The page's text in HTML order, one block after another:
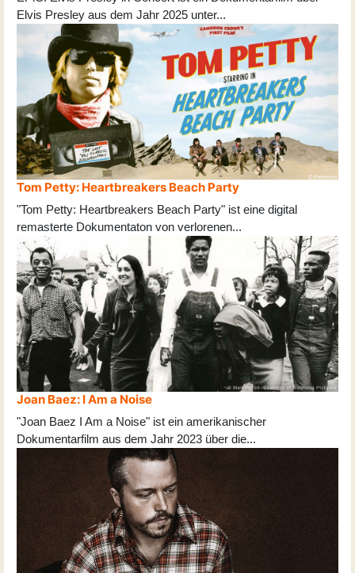
Elvis Presley aus dem Jahr 2025 unter...
Tom Petty: Heartbreakers Beach Party
"Tom Petty: Heartbreakers Beach Party" ist eine digital
remasterte Dokumentaton von verlorenen...
Joan Baez: I Am a Noise
"Joan Baez I Am a Noise" ist ein amerikanischer
Dokumentarfilm aus dem Jahr 2023 über die...